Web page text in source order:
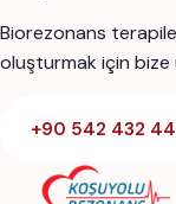
Biorezonans
oluşturmak için bize
+90 542 432